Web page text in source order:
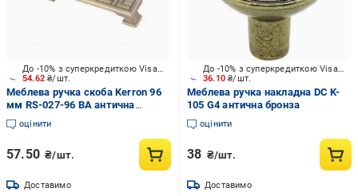
54.62₴/шт.
До -10% з суперкредиткою Visa Вигода
Меблева ручка скоба Kerron 96
мм RS-027-96 BA антична
бронза
оцінити
57.50 ₴/шт.
Доставимо
36.10₴/шт.
До -10% з суперкредиткою Visa Вигода
Меблева ручка накладна DC K-
105 G4 антична бронза
оцінити
38 ₴/шт.
Доставимо